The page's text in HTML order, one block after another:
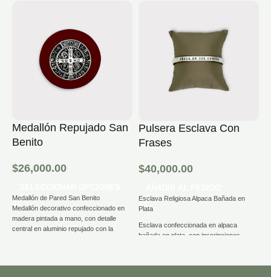
Medallón Repujado San
Benito
$26,000.00
Medallón de Pared San Benito
Medallón decorativo confeccionado en
madera pintada a mano, con detalle
central en aluminio repujado con la
Cada pieza está trabajada
Pulsera Esclava Con
Frases
$40,000.00
Esclava Religiosa Alpaca Bañada en
Plata
Esclava confeccionada en alpaca
bañada en plata, con inscripciones